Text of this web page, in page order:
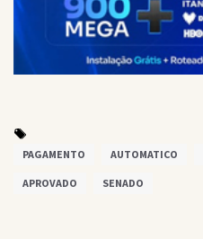
PAGAMENTO AUTOMATICO
APROVADO SENADO